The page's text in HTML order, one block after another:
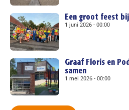
Een groot feest
1 juni 2026 00:00
Graaf Floris en
samen
1 mei 2026 00:00